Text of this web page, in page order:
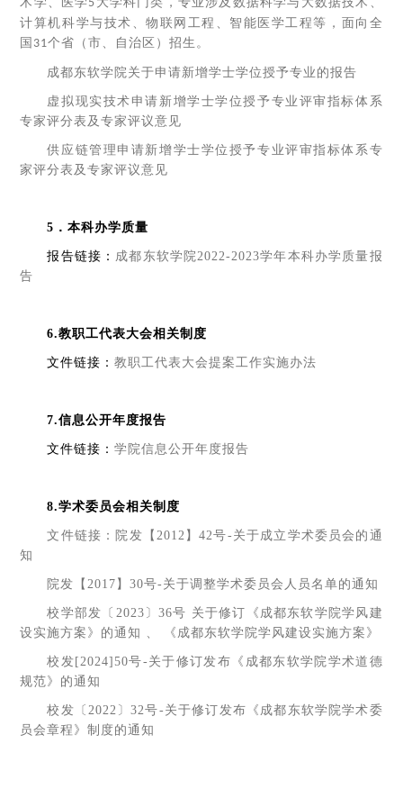
5
计算机科学与技术、物联网工程、智能医学工程等，面向全
国 31个省（市、自治区）招生。
成都东软学院关于申请新增学士学位授予专业的报告
虚拟现实技术申请新增学士学位授予专业评审指标体系
专家评分表及专家评议意见
供应链管理申请新增学士学位授予专业评审指标体系专
家评分表及专家评议意见
5 ．本科办学质量
报告链接： 成都东软学院2022-2023学年本科办学质量报
告
6.教职工代表大会相关制度
文件链接：教职工代表大会提案工作实施办法
7.信息公开年度报告
文件链接：学院信息公开年度报告
8.学术委员会相关制度
文件链接： 院发【2012】42号-关于成立学术委员会的通
知
院发【2017】30号-关于调整学术委员会人员名单的通知
校学部发〔2023〕36号 关于修订《成都东软学院学风建
设实施方案》的通知 、 《成都东软学院学风建设实施方案》
校发[2024]50号-关于修订发布《成都东软学院学术道德
规范》的通知
校发〔2022〕32号-关于修订发布《成都东软学院学术委
员会章程》制度的通知